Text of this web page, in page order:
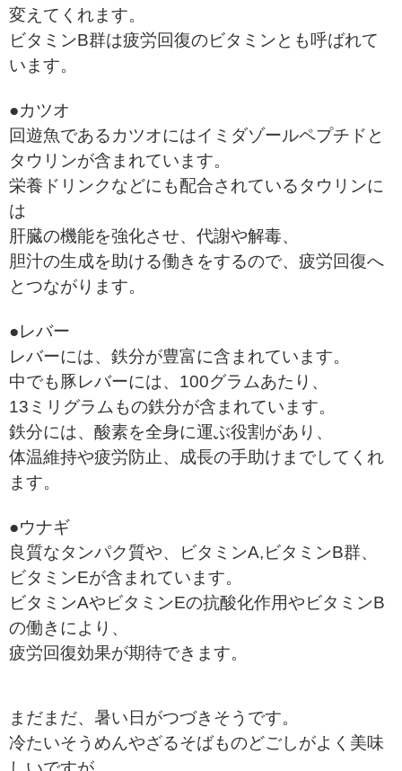
変えてくれます。
ビタミンB群は疲労回復のビタミンとも呼ばれて
います。
●カツオ
回遊魚であるカツオにはイミダゾールペプチドと
タウリンが含まれています。
栄養ドリンクなどにも配合されているタウリンに
は
肝臓の機能を強化させ、代謝や解毒、
胆汁の生成を助ける働きをするので、疲労回復へ
とつながります。
●レバー
レバーには、鉄分が豊富に含まれています。
中でも豚レバーには、100グラムあたり、
13ミリグラムもの鉄分が含まれています。
鉄分には、酸素を全身に運ぶ役割があり、
体温維持や疲労防止、成長の手助けまでしてくれ
ます。
●ウナギ
良質なタンパク質や、ビタミンA,ビタミンB群、
ビタミンEが含まれています。
ビタミンAやビタミンEの抗酸化作用やビタミンB
の働きにより、
疲労回復効果が期待できます。
まだまだ、暑い日がつづきそうです。
冷たいそうめんやざるそばものどごしがよく美味